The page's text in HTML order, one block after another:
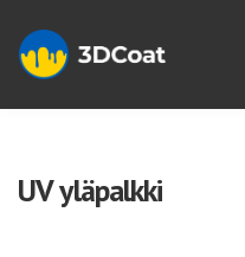
UV yläpalkki